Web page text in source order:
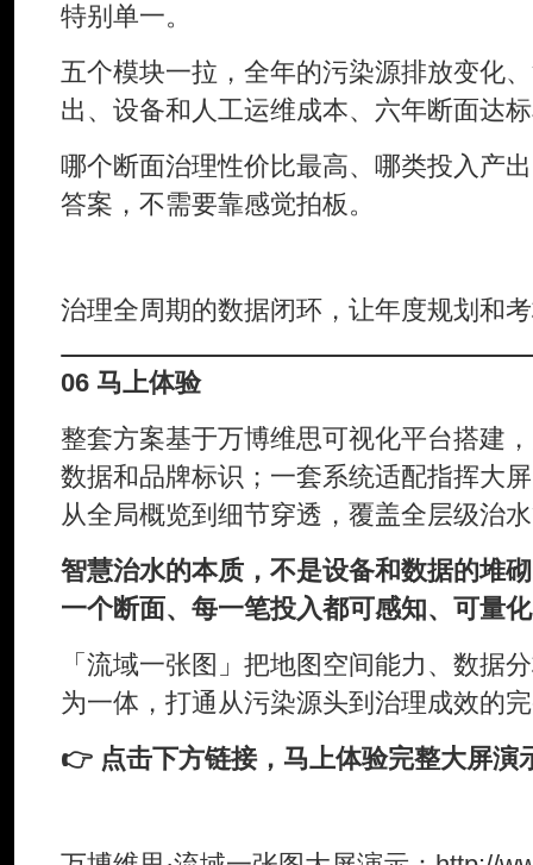
特别单一。
五个模块一拉，全年的污染源排放变化
出、设备和人工运维成本、六年断面达
哪个断面治理性价比最高、哪类投入产
答案，不需要靠感觉拍板。
治理全周期的数据闭环，让年度规划和
06 马上体验
整套方案基于万博维思可视化平台搭建
数据和品牌标识；一套系统适配指挥大
从全局概览到细节穿透，覆盖全层级治
智慧治水的本质，不是设备和数据的堆
一个断面、每一笔投入都可感知、可量
「流域一张图」把地图空间能力、数据
为一体，打通从污染源头到治理成效的
👉 点击下方链接，马上体验完整大屏演